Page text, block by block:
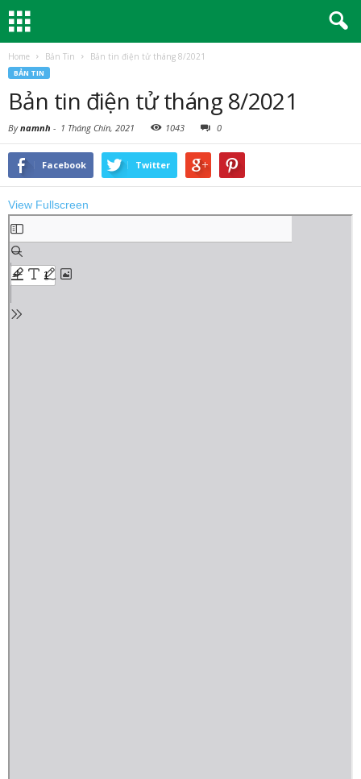
Home Bản Tin Bản tin điện tử tháng 8/2021
BẢN TIN
Bản tin điện tử tháng 8/2021
Bynamnh - 1 Tháng Chín, 2021 1043 0
Facebook Twitter
View Fullscreen